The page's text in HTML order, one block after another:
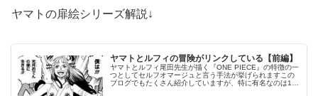
ヤマトの扉絵シリーズ解説↓
ヤマトとルフィの冒険がリンクしている【前編】
ヤマトとルフィ尾田先生が描く『ONE PIECE』の特徴の一
つとしてセルフオマージュと言う手法が挙げられますこの
ブログでもたくさん紹介していますが、特に有名なのは1巻